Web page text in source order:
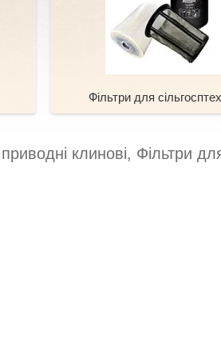
Фільтри для
клинові, Фільтри для